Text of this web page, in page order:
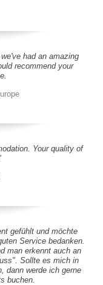
had an amazing
recommend your
Your quality of
gefühlt und möchte
Service bedanken.
man erkennt auch an
Sollte es mich in
dann werde ich gerne
buchen.